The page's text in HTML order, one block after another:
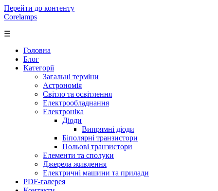
Перейти до контенту
Corelamps
☰
Головна
Блог
Категорії
Загальні терміни
Астрономія
Світло та освітлення
Електрообладнання
Електроніка
Діоди
Випрямні діоди
Біполярні транзистори
Польові транзистори
Елементи та сполуки
Джерела живлення
Електричні машини та прилади
PDF-галерея